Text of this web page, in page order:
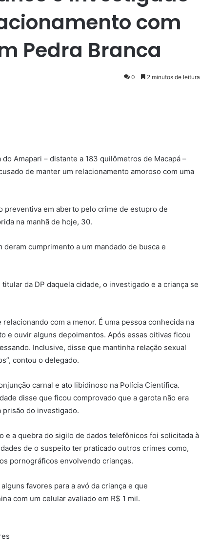
com
Pedra Branca
0 2 minutos de leitura
Amapari – distante a 183 quilômetros de Macapá –
de manter um relacionamento amoroso com uma
preventiva em aberto pelo crime de estupro de
na manhã de hoje, 30.
deram cumprimento a um mandado de busca e
da DP daquela cidade, o investigado e a criança se
com a menor. É uma pessoa conhecida na
e ouvir alguns depoimentos. Após essas oitivas ficou
Inclusive, disse que mantinha relação sexual
contou o delegado.
carnal e ato libidinoso na Polícia Científica.
disse que ficou comprovado que a garota não era
do investigado.
e a quebra do sigilo de dados telefônicos foi solicitada à
de o suspeito ter praticado outros crimes como,
pornográficos envolvendo crianças.
favores para a avó da criança e que
com um celular avaliado em R$ 1 mil.